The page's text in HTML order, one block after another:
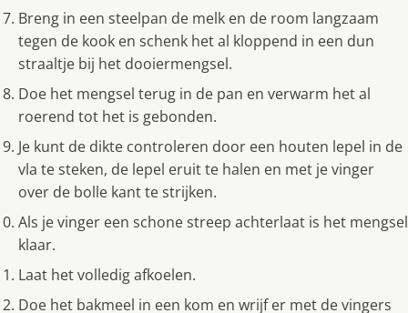
Breng in een steelpan de melk en de room langzaam
tegen de kook en schenk het al kloppend in een dun
straaltje bij het dooiermengsel.
Doe het mengsel terug in de pan en verwarm het al
roerend tot het is gebonden.
Je kunt de dikte controleren door een houten lepel in de
vla te steken, de lepel eruit te halen en met je vinger
over de bolle kant te strijken.
Als je vinger een schone streep achterlaat is het mengsel
klaar.
Laat het volledig afkoelen.
Doe het bakmeel in een kom en wrijf er met de vingers